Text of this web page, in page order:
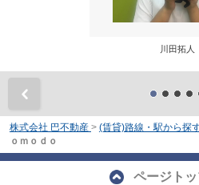
川田拓人
株式会社 巴不動産 > (賃貸)路線・駅から探
ｏｍｏｄｏ
ページト